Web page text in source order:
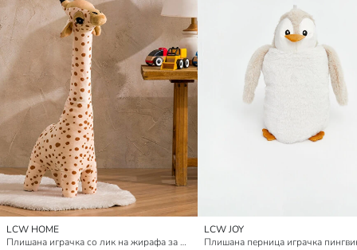
LCW HOME
Плишана играчка со лик на жирафа за бебиња 73 cm
LCW JOY
Плишана перница играчка